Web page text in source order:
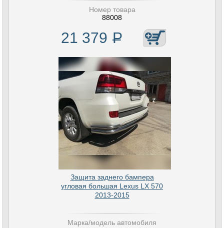
Номер товара
88008
21 379 Р
Защита заднего бампера
угловая большая Lexus LX 570
2013-2015
Марка/модель автомобиля